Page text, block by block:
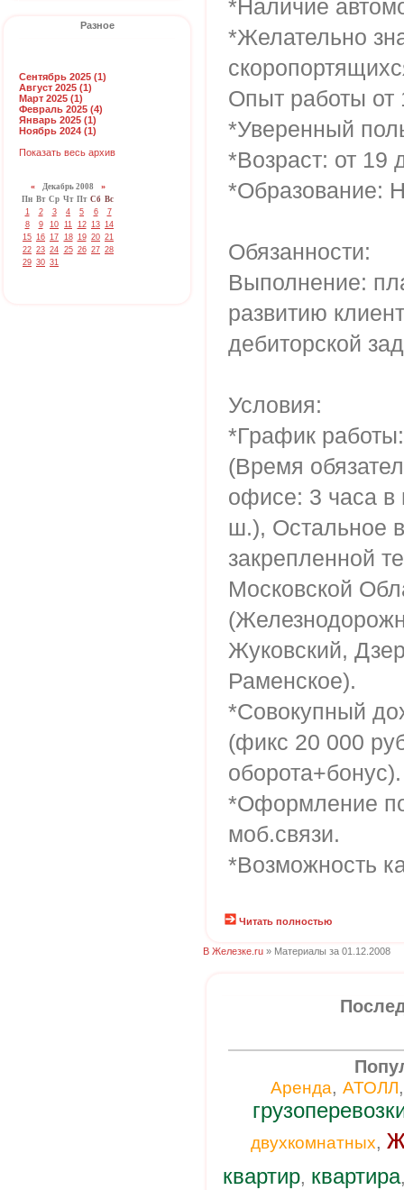
Разное
Сентябрь 2025 (1)
Август 2025 (1)
Март 2025 (1)
Февраль 2025 (4)
Январь 2025 (1)
Ноябрь 2024 (1)
Показать весь архив
«Декабрь 2008 »
Пн Вт Ср Чт Пт Сб Вс
1
2 3 4 5 6
7
8
9 10 11 12 13 14
15 16 17 18 19 20 21
22 23 24 25 26 27 28
29 30 31
*Наличие
*Желательно
Опыт работы от
*Уверенный
*Возраст: от 19
*Образование:
Обязанности:
Выполнение:
развитию
дебиторской
Условия:
*График
(Время
офисе: 3 часа в
ш.), Остальное
закрепленной
Московской
Жуковский,
Раменское).
*Совокупный
(фикс 20 000
оборота+бонус).
*Оформление
моб.связи.
*Возможность
Читать полностью
В Железке.ru » Материалы за 01.12.2008
Аренда, АТОЛЛ
двухкомнатных,
квартир, квартира